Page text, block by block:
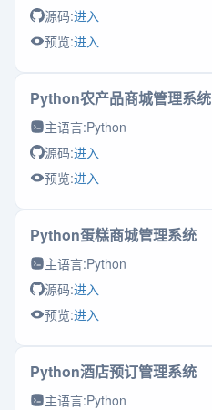
源码:进入
预览:进入
Python农产品商城管理系统
主语言:Python
源码:进入
预览:进入
Python蛋糕商城管理系统
主语言:Python
源码:进入
预览:进入
Python酒店预订管理系统
主语言:Python